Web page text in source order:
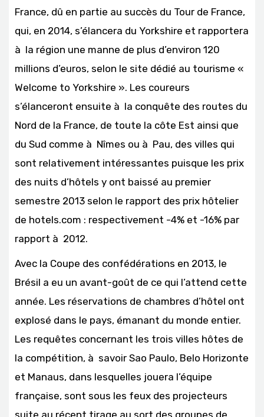
France, dû en partie au succès du Tour de France,
qui, en 2014, s’élancera du Yorkshire et rapportera
à la région une manne de plus d’environ 120
millions d’euros, selon le site dédié au tourisme «
Welcome to Yorkshire ». Les coureurs
s’élanceront ensuite à la conquête des routes du
Nord de la France, de toute la côte Est ainsi que
du Sud comme à Nîmes ou à Pau, des villes qui
sont relativement intéressantes puisque les prix
des nuits d’hôtels y ont baissé au premier
semestre 2013 selon le rapport des prix hôtelier
de hotels.com : respectivement -4% et -16% par
rapport à 2012.
Avec la Coupe des confédérations en 2013, le
Brésil a eu un avant-goût de ce qui l’attend cette
année. Les réservations de chambres d’hôtel ont
explosé dans le pays, émanant du monde entier.
Les requêtes concernant les trois villes hôtes de
la compétition, à savoir Sao Paulo, Belo Horizonte
et Manaus, dans lesquelles jouera l’équipe
française, sont sous les feux des projecteurs
suite au récent tirage au sort des groupes de